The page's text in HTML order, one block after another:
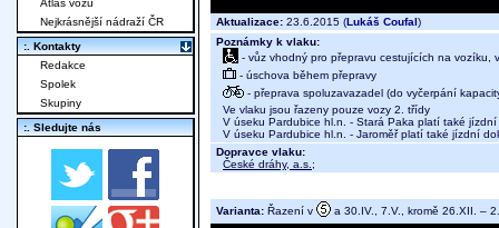
Aktualizace: 23.6.2015 (Lukáš Coufal)
Poznámky k vlaku:
- vůz vhodný pro přepravu cestujících na vozíku,
- úschova během přepravy
- přeprava spoluzavazadel (do vyčerpání
Ve vlaku jsou řazeny pouze vozy 2. třídy
V úseku Pardubice hl.n. - Stará Paka platí také jízdní
V úseku Pardubice hl.n. - Jaroměř platí také jízdní
Dopravce vlaku:
České dráhy, a.s. ;
Varianta: Řazení v a 30.IV., 7.V., kromě 26.XII. –
Atlas vozů
Nejkrásnější nádraží ČR
:. Kontakty
Redakce
Spolek
Skupiny
:. Sledujte nás